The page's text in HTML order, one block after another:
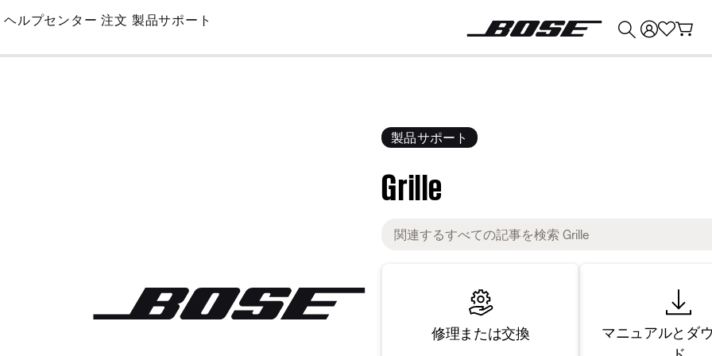
Skip
Main
ヘルプセンター 注文 製品サポート
製品サポート
Grille
修理または交換
マニュアルとダ